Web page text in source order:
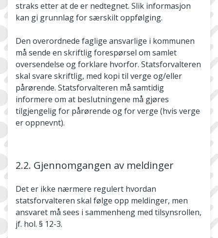
straks etter at de er nedtegnet. Slik informasjon
kan gi grunnlag for særskilt oppfølging.
Den overordnede faglige ansvarlige i kommunen
må sende en skriftlig forespørsel om samlet
oversendelse og forklare hvorfor. Statsforvalteren
skal svare skriftlig, med kopi til verge og/eller
pårørende. Statsforvalteren må samtidig
informere om at beslutningene må gjøres
tilgjengelig for pårørende og for verge (hvis verge
er oppnevnt).
2.2. Gjennomgangen av meldinger
Det er ikke nærmere regulert hvordan
statsforvalteren skal følge opp meldinger, men
ansvaret må sees i sammenheng med tilsynsrollen,
jf. hol. § 12-3.